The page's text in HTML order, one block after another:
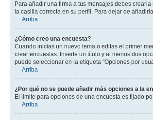
Para añadir una firma a tus mensajes debes
la casilla correcta en su perfil. Para dejar de
Arriba
¿Cómo creo una encuesta?
Cuando inicias un nuevo tema o editas el primer
crear encuestas. Inserte un título y al menos dos
puede seleccionar en la etiqueta "Opciones por
Arriba
¿Por qué no se puede añadir más opciones a la
El límite para opciones de una encuesta es fijado
Arriba